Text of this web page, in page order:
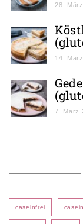
28.
14.
7. März
caseinfrei